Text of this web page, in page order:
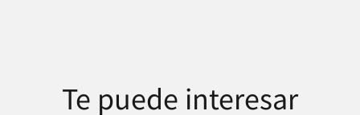
Te puede interesar